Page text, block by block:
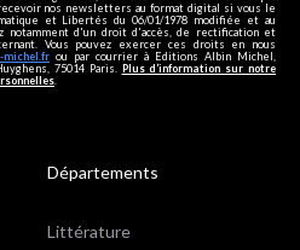
nos newsletters au format digital si vous le
et Libertés du 06/01/1978 modifiée et au
notamment d'un droit d'accès, de rectification et
Vous pouvez exercer ces droits en nous
michel.fr ou par courrier à Editions Albin Michel,
75014 Paris. Plus d’information sur notre
Départements
Littérature